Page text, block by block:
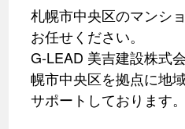
札幌市中央区のマンシ
お任せください。
G-LEAD 美吉建設株式
幌市中央区を拠点に地
サポートしております。